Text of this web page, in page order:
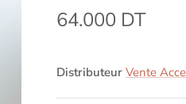
64.000 DT
Distributeur Vente